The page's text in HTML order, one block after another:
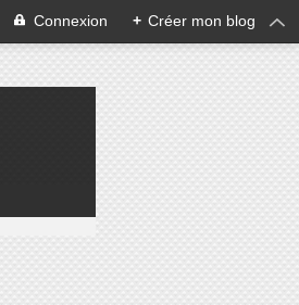
Connexion + Créer mon blog